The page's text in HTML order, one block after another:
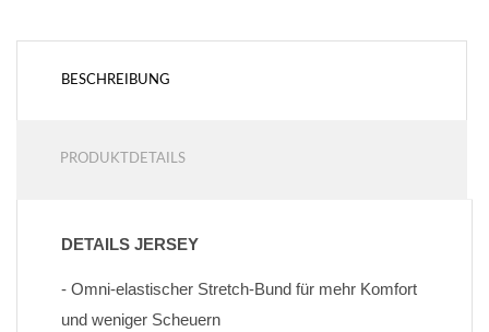
BESCHREIBUNG
PRODUKTDETAILS
DETAILS JERSEY
- Omni-elastischer Stretch-Bund für mehr Komfort
und weniger Scheuern